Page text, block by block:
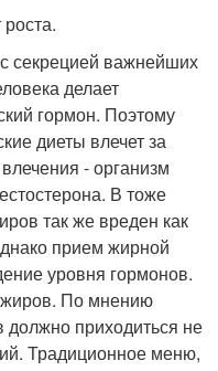
секрецией важнейших
делает
гормон. Поэтому
диеты влечет за
- организм
В тоже
так же вреден как
прием жирной
уровня гормонов.
По мнению
приходиться не
Традиционное меню,